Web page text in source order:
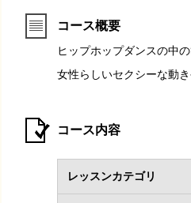
コース概要
ヒップホップダンスの中
女性らしいセクシーな動
コース内容
レッスンカテゴリ